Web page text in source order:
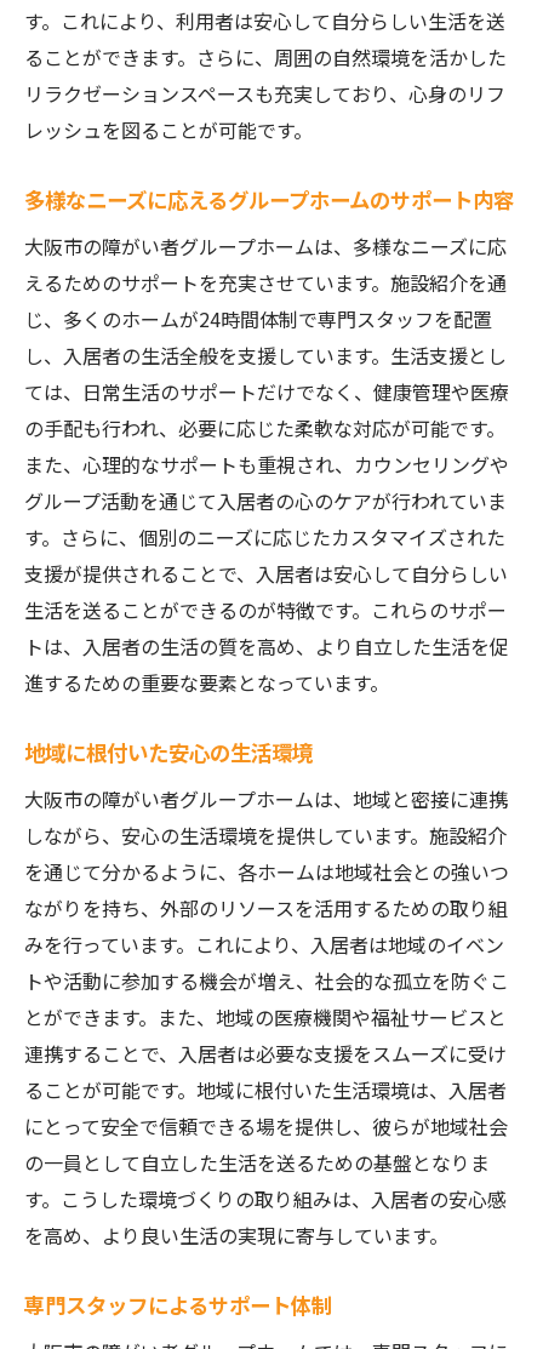
施設紹介で見極める大阪市の障がい者グループ
ホームの特徴
大阪市のホームの多様性とその魅力
入居者の安全を守るセキュリティ対策
施設内の豊富な共有スペース
地域イベントへの参加で広がる交流
入居者同士のつながりを深める活動
大阪市で障がい者グループホームに入居する際
の条件と施設紹介
入居までのステップを詳しく紹介
必要な条件をクリアするための準備
施設見学で気をつけるべきポイント
入居後の生活を豊かにする工夫
安心して生活できるサポート体制
入居者の声から学ぶ成功の秘訣
障がい者グループホームの施設紹介で始める大
新しい生活を始めるための第一歩
大阪市での快適な生活を実現する方法
地域との関係を築くためのポイント
生活リズムを整えるための施設の工夫
入居者にとっての第二の家づくり
新生活をサポートするスタッフの役割
大阪市の障がい者グループホームで叶える安心
の居場所施設紹介
安心の居場所を見つけるための情報
心地よい生活空間を提供するホーム
入居者の成長を支えるサポート内容
地域とのつながりを深める取り組み
日々の生活を充実させるプログラム
す。これにより、利用者は安心して自分らしい生活を送
ることができます。さらに、周囲の自然環境を活かした
リラクゼーションスペースも充実しており、心身のリフ
レッシュを図ることが可能です。
多様なニーズに応えるグループホームのサポート内容
大阪市の障がい者グループホームは、多様なニーズに応
えるためのサポートを充実させています。施設紹介を通
じ、多くのホームが24時間体制で専門スタッフを配置
し、入居者の生活全般を支援しています。生活支援とし
ては、日常生活のサポートだけでなく、健康管理や医療
の手配も行われ、必要に応じた柔軟な対応が可能です。
また、心理的なサポートも重視され、カウンセリングや
グループ活動を通じて入居者の心のケアが行われていま
す。さらに、個別のニーズに応じたカスタマイズされた
支援が提供されることで、入居者は安心して自分らしい
生活を送ることができるのが特徴です。これらのサポー
トは、入居者の生活の質を高め、より自立した生活を促
進するための重要な要素となっています。
地域に根付いた安心の生活環境
大阪市の障がい者グループホームは、地域と密接に連携
しながら、安心の生活環境を提供しています。施設紹介
を通じて分かるように、各ホームは地域社会との強いつ
ながりを持ち、外部のリソースを活用するための取り組
みを行っています。これにより、入居者は地域のイベン
トや活動に参加する機会が増え、社会的な孤立を防ぐこ
とができます。また、地域の医療機関や福祉サービスと
連携することで、入居者は必要な支援をスムーズに受け
ることが可能です。地域に根付いた生活環境は、入居者
にとって安全で信頼できる場を提供し、彼らが地域社会
の一員として自立した生活を送るための基盤となりま
す。こうした環境づくりの取り組みは、入居者の安心感
を高め、より良い生活の実現に寄与しています。
専門スタッフによるサポート体制